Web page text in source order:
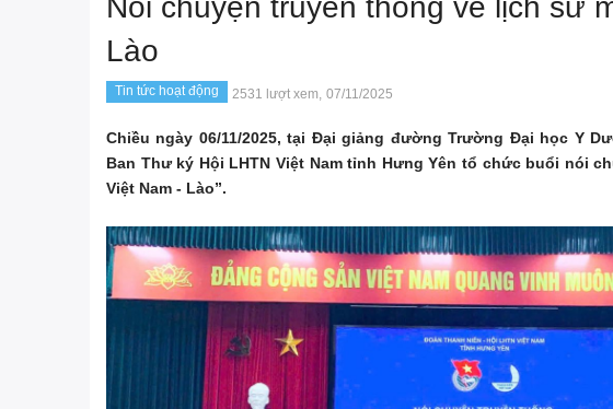
Lào
Tin tức hoạt động 2531 lượt xem, 07/11/2025
Chiều ngày 06/11/2025, tại Đại giảng đường Trường Đại học Y
Ban Thư ký Hội LHTN Việt Nam tỉnh Hưng Yên tổ chức buổi nói
Việt Nam - Lào”.